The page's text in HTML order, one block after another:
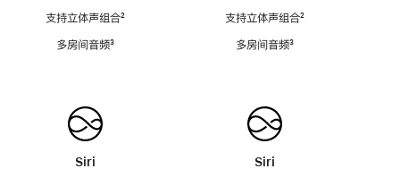
支持立体声组合脚
²
多房间音频脚
³
Siri
支持立体声组合脚
²
多房间音频脚
³
Siri